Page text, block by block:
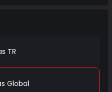
TR
Global